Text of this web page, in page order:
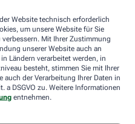
Website technisch erforderlich
um unsere Website für Sie
Mit Ihrer Zustimmung
unserer Website auch an
Ländern verarbeitet werden, in
besteht, stimmen Sie mit Ihrer
der Verarbeitung Ihrer Daten in
a DSGVO zu. Weitere Informationen
entnehmen.